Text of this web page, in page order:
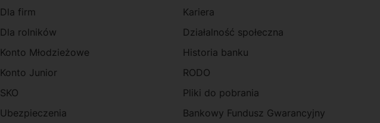
Dla firm
Dla rolników
Konto Młodzieżowe
Konto Junior
SKO
Ubezpieczenia
Kariera
Działalność społeczna
Historia banku
RODO
Pliki do pobrania
Bankowy Fundusz Gwarancyjny